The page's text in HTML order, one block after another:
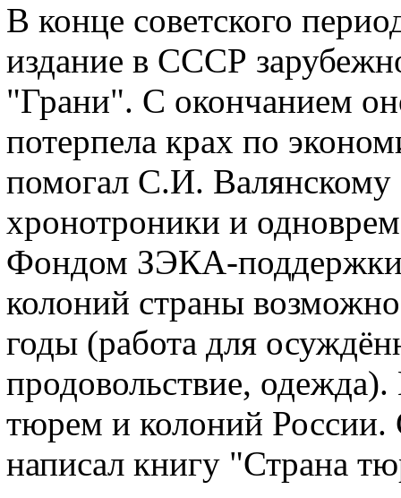
В конце советского
издание в СССР
"Грани". С окончанием
потерпела крах по
помогал С.И. Валянскому
хронотроники и
Фондом ЗЭКА-
колоний страны
годы (работа для
продовольствие,
тюрем и колоний
написал книгу "Страна